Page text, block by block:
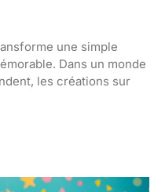
une simple
Dans un monde
les créations sur